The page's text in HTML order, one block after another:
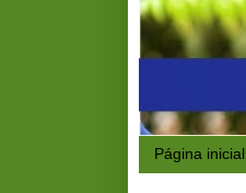
Página inicial